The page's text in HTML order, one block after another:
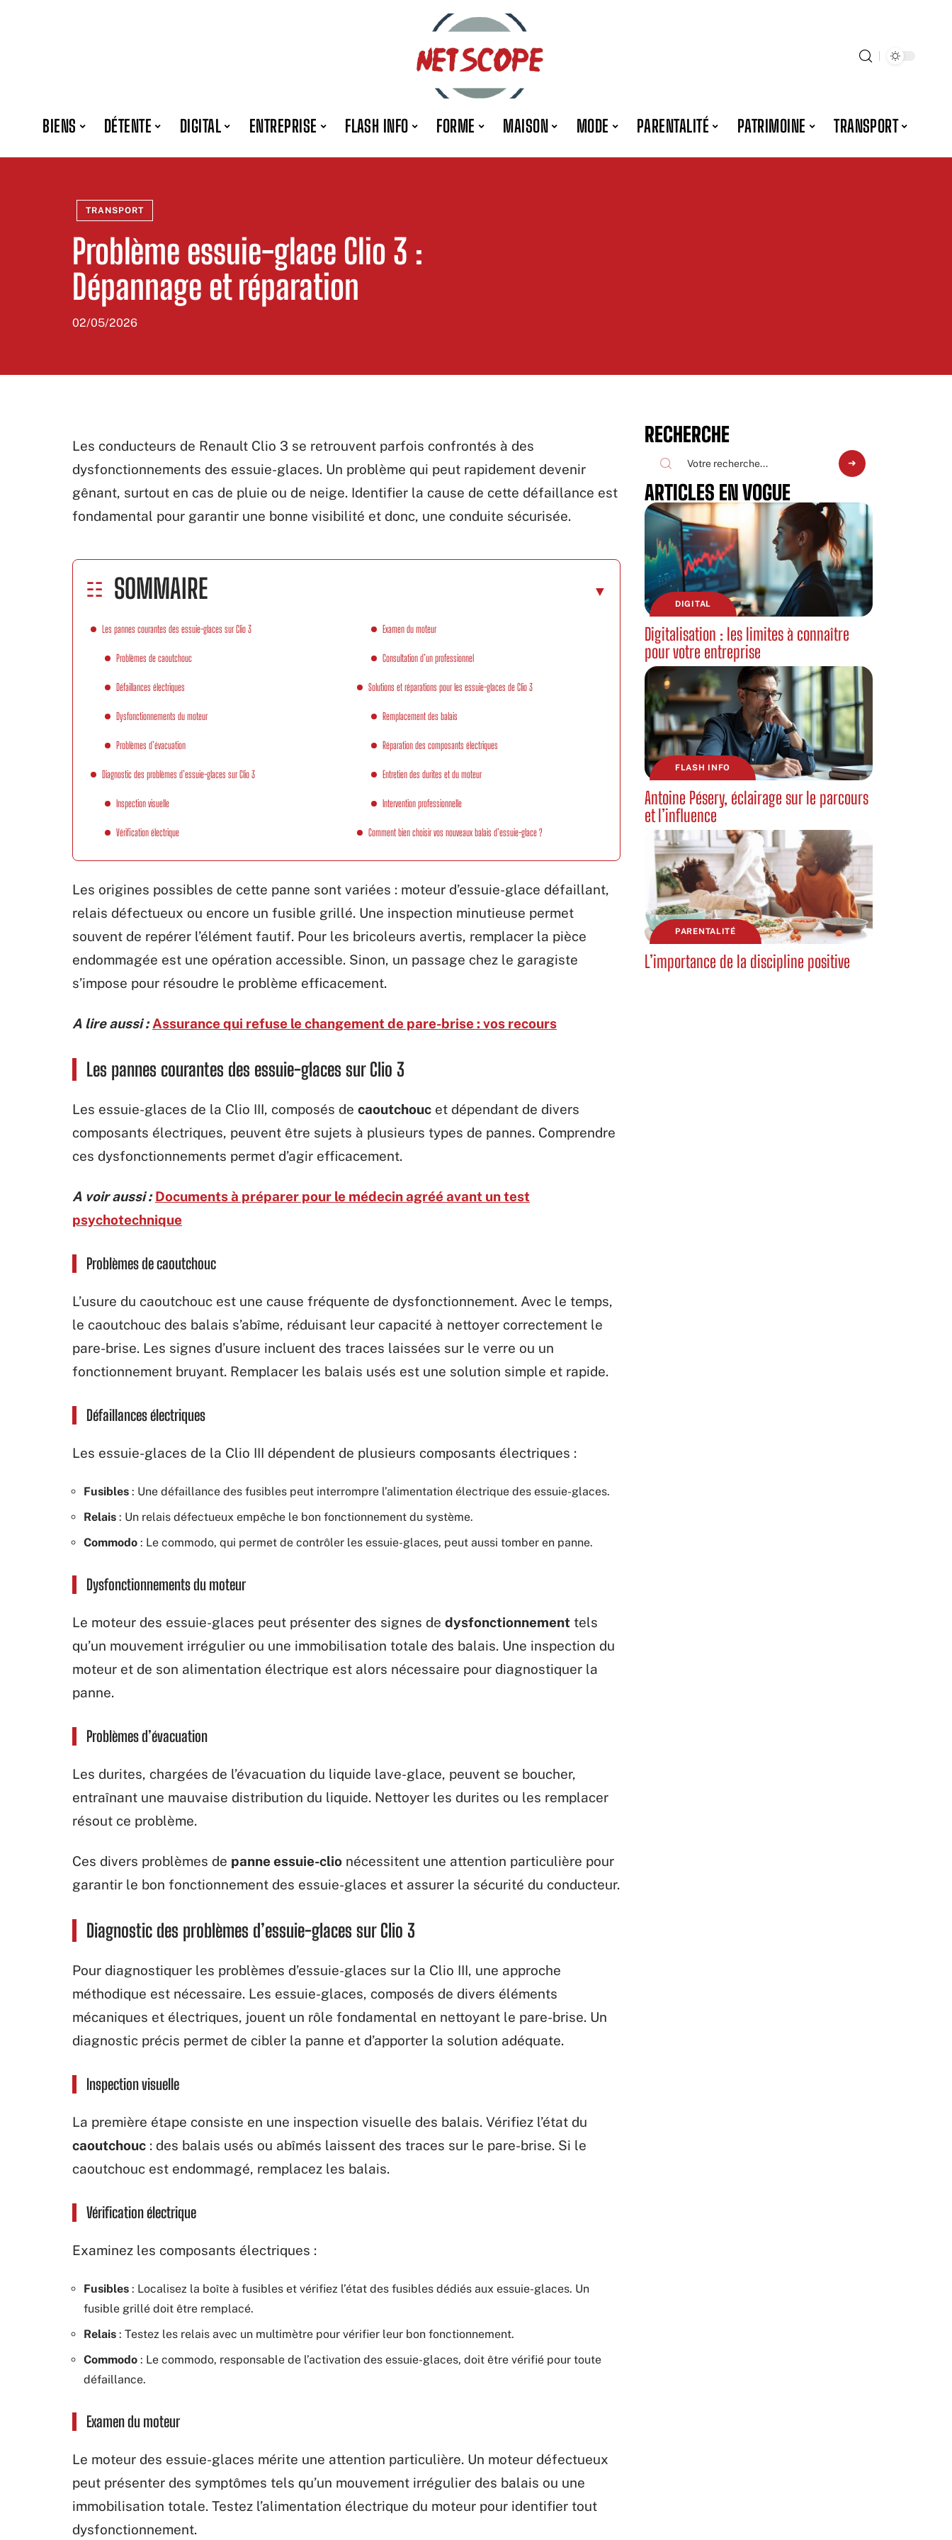
BIENS DÉTENTE DIGITAL ENTREPRISE FLASH INFO FORME MAISON MODE PARENTALITÉ PATRIMOINE TRANSPORT
TRANSPORT
Problème essuie-glace Clio 3 :
Dépannage et réparation
02/05/2026
Les conducteurs de Renault Clio 3 se retrouvent parfois confrontés à des
dysfonctionnements des essuie-glaces. Un problème qui peut rapidement devenir
gênant, surtout en cas de pluie ou de neige. Identifier la cause de cette défaillance est
fondamental pour garantir une bonne visibilité et donc, une conduite sécurisée.
SOMMAIRE
Les pannes courantes des essuie-glaces sur Clio 3
Problèmes de caoutchouc
Défaillances électriques
Dysfonctionnements du moteur
Problèmes d’évacuation
Diagnostic des problèmes d’essuie-glaces sur Clio 3
Inspection visuelle
Vérification électrique
Examen du moteur
Consultation d’un professionnel
Solutions et réparations pour les essuie-glaces de Clio 3
Remplacement des balais
Réparation des composants électriques
Entretien des durites et du moteur
Intervention professionnelle
Comment bien choisir vos nouveaux balais d’essuie-glace ?
Les origines possibles de cette panne sont variées : moteur d’essuie-glace défaillant,
relais défectueux ou encore un fusible grillé. Une inspection minutieuse permet
souvent de repérer l’élément fautif. Pour les bricoleurs avertis, remplacer la pièce
endommagée est une opération accessible. Sinon, un passage chez le garagiste
s’impose pour résoudre le problème efficacement.
A lire aussi : Assurance qui refuse le changement de pare-brise : vos recours
Les pannes courantes des essuie-glaces sur Clio 3
Les essuie-glaces de la Clio III, composés de caoutchouc et dépendant de divers
composants électriques, peuvent être sujets à plusieurs types de pannes. Comprendre
ces dysfonctionnements permet d’agir efficacement.
A voir aussi : Documents à préparer pour le médecin agréé avant un test
psychotechnique
Problèmes de caoutchouc
L’usure du caoutchouc est une cause fréquente de dysfonctionnement. Avec le temps,
le caoutchouc des balais s’abîme, réduisant leur capacité à nettoyer correctement le
pare-brise. Les signes d’usure incluent des traces laissées sur le verre ou un
fonctionnement bruyant. Remplacer les balais usés est une solution simple et rapide.
Défaillances électriques
Les essuie-glaces de la Clio III dépendent de plusieurs composants électriques :
Fusibles : Une défaillance des fusibles peut interrompre l’alimentation électrique des essuie-glaces.
Relais : Un relais défectueux empêche le bon fonctionnement du système.
Commodo : Le commodo, qui permet de contrôler les essuie-glaces, peut aussi tomber en panne.
Dysfonctionnements du moteur
Le moteur des essuie-glaces peut présenter des signes de dysfonctionnement tels
qu’un mouvement irrégulier ou une immobilisation totale des balais. Une inspection du
moteur et de son alimentation électrique est alors nécessaire pour diagnostiquer la
panne.
Problèmes d’évacuation
Les durites, chargées de l’évacuation du liquide lave-glace, peuvent se boucher,
entraînant une mauvaise distribution du liquide. Nettoyer les durites ou les remplacer
résout ce problème.
Ces divers problèmes de panne essuie-clio nécessitent une attention particulière pour
garantir le bon fonctionnement des essuie-glaces et assurer la sécurité du conducteur.
Diagnostic des problèmes d’essuie-glaces sur Clio 3
Pour diagnostiquer les problèmes d’essuie-glaces sur la Clio III, une approche
méthodique est nécessaire. Les essuie-glaces, composés de divers éléments
mécaniques et électriques, jouent un rôle fondamental en nettoyant le pare-brise. Un
diagnostic précis permet de cibler la panne et d’apporter la solution adéquate.
Inspection visuelle
La première étape consiste en une inspection visuelle des balais. Vérifiez l’état du
caoutchouc : des balais usés ou abîmés laissent des traces sur le pare-brise. Si le
caoutchouc est endommagé, remplacez les balais.
Vérification électrique
Examinez les composants électriques :
Fusibles : Localisez la boîte à fusibles et vérifiez l’état des fusibles dédiés aux essuie-glaces. Un
fusible grillé doit être remplacé.
Relais : Testez les relais avec un multimètre pour vérifier leur bon fonctionnement.
Commodo : Le commodo, responsable de l’activation des essuie-glaces, doit être vérifié pour toute
défaillance.
Examen du moteur
Le moteur des essuie-glaces mérite une attention particulière. Un moteur défectueux
peut présenter des symptômes tels qu’un mouvement irrégulier des balais ou une
immobilisation totale. Testez l’alimentation électrique du moteur pour identifier tout
dysfonctionnement.
RECHERCHE
ARTICLES EN VOGUE
DIGITAL
Digitalisation : les limites à connaître
pour votre entreprise
FLASH INFO
Antoine Pésery, éclairage sur le parcours
et l’influence
PARENTALITÉ
L’importance de la discipline positive